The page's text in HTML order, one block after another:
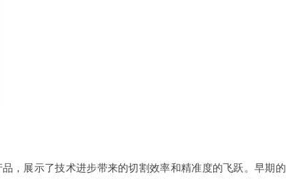
，展示了技术进步带来的切割效率和精准度的飞跃。早期的